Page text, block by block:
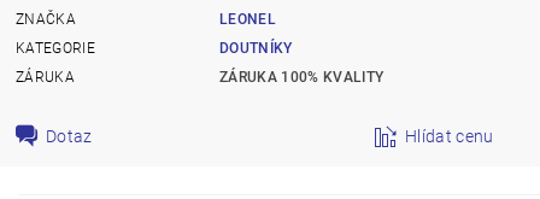
ZNAČKA
LEONEL
KATEGORIE
DOUTNÍKY
ZÁRUKA
ZÁRUKA 100% KVALITY
Dotaz Hlídat cenu